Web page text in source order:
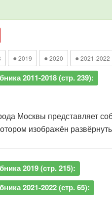
● 2019 ● 2020 ● 2021-2022
2011-2018 (стр. 239):
Москвы представляет
изображён
2019 (стр. 215):
2021-2022 (стр. 65):